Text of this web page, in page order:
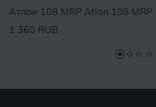
Атлан 108 MRP Atlan 108 MRP
1 360 RUB